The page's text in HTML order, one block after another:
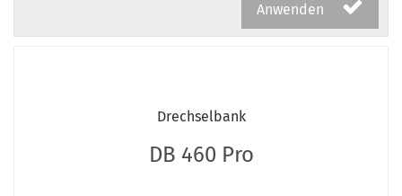
Anwenden
Drechselbank
DB 460 Pro